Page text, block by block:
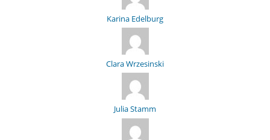
Karina Edelburg
Clara Wrzesinski
Julia Stamm